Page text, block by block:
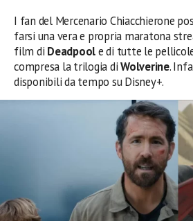
I fan del Mercenario Chiacchierone
farsi una vera e propria maratona
film di Deadpoole di tutte le
compresa la trilogia diWolverine.
disponibili da tempo su Disney+.